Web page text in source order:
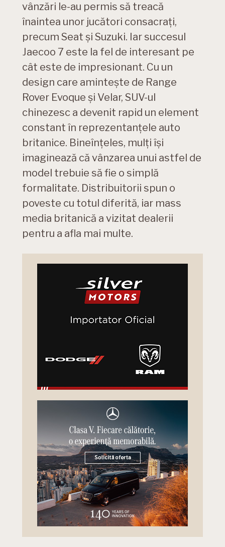
vânzări le-au permis să treacă
înaintea unor jucători consacrați,
precum Seat și Suzuki. Iar succesul
Jaecoo 7 este la fel de interesant pe
cât este de impresionant. Cu un
design care amintește de Range
Rover Evoque și Velar, SUV-ul
chinezesc a devenit rapid un element
constant în reprezentanțele auto
britanice. Bineînțeles, mulți își
imaginează că vânzarea unui astfel de
model trebuie să fie o simplă
formalitate. Distribuitorii spun o
poveste cu totul diferită, iar mass
media britanică a vizitat dealerii
pentru a afla mai multe.